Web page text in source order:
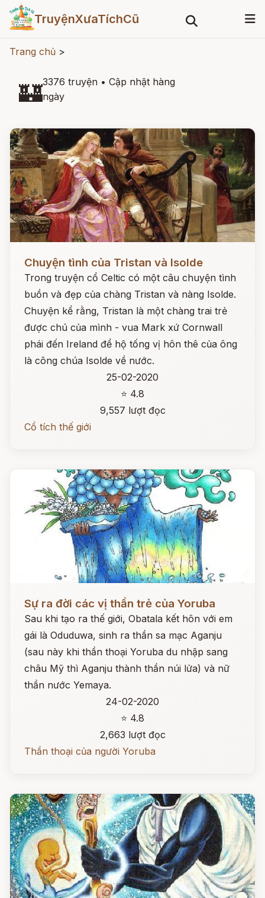
TruyệnXưaTíchCũ
Trang chủ >
🏰3376 truyện • Cập nhật hàng
ngày
Chuyện tình của Tristan và Isolde
Trong truyện cổ Celtic có một câu chuyện tình
buồn và đẹp của chàng Tristan và nàng Isolde.
Chuyện kể rằng, Tristan là một chàng trai trẻ
được chú của mình - vua Mark xứ Cornwall
phái đến Ireland để hộ tống vị hôn thê của ông
là công chúa Isolde về nước.
25-02-2020
⭐ 4.8
9,557 lượt đọc
Cổ tích thế giới
Sự ra đời các vị thần trẻ của Yoruba
Sau khi tạo ra thế giới, Obatala kết hôn với em
gái là Oduduwa, sinh ra thần sa mạc Aganju
(sau này khi thần thoại Yoruba du nhập sang
châu Mỹ thì Aganju thành thần núi lửa) và nữ
thần nước Yemaya.
24-02-2020
⭐ 4.8
2,663 lượt đọc
Thần thoại của người Yoruba